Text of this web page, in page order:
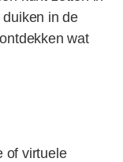
in de
wat
of virtuele